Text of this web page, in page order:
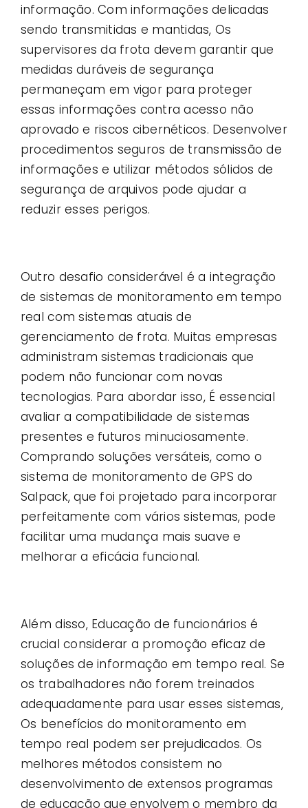
informação. Com informações delicadas
sendo transmitidas e mantidas, Os
supervisores da frota devem garantir que
medidas duráveis ​​de segurança
permaneçam em vigor para proteger
essas informações contra acesso não
aprovado e riscos cibernéticos. Desenvolver
procedimentos seguros de transmissão de
informações e utilizar métodos sólidos de
segurança de arquivos pode ajudar a
reduzir esses perigos.
Outro desafio considerável é a integração
de sistemas de monitoramento em tempo
real com sistemas atuais de
gerenciamento de frota. Muitas empresas
administram sistemas tradicionais que
podem não funcionar com novas
tecnologias. Para abordar isso, É essencial
avaliar a compatibilidade de sistemas
presentes e futuros minuciosamente.
Comprando soluções versáteis, como o
sistema de monitoramento de GPS do
Salpack, que foi projetado para incorporar
perfeitamente com vários sistemas, pode
facilitar uma mudança mais suave e
melhorar a eficácia funcional.
Além disso, Educação de funcionários é
crucial considerar a promoção eficaz de
soluções de informação em tempo real. Se
os trabalhadores não forem treinados
adequadamente para usar esses sistemas,
Os benefícios do monitoramento em
tempo real podem ser prejudicados. Os
melhores métodos consistem no
desenvolvimento de extensos programas
de educação que envolvem o membro da